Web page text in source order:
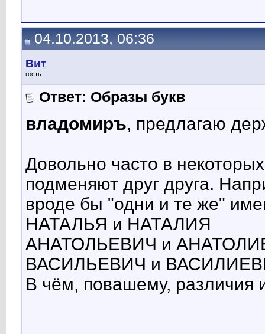
04.10.2013, 06:36
Вит
гость
Ответ: Образы букв
владомиръ, предлагаю
Довольно часто в
подменяют друг друга.
вроде бы "одни и те же"
НАТАЛЬЯ и НАТАЛИЯ
АНАТОЛЬЕВИЧ и
ВАСИЛЬЕВИЧ и
В чём, повашему, различия